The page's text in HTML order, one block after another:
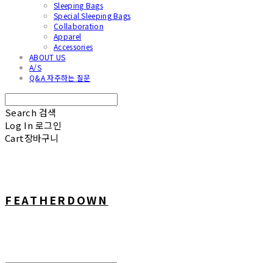
Sleeping Bags
Special Sleeping Bags
Collaboration
Apparel
Accessories
ABOUT US
A/S
Q&A 자주하는 질문
Search 검색
Log In 로그인
Cart장바구니
FEATHERDOWN